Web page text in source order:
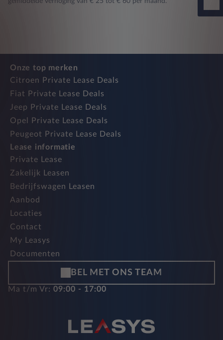
Onze top merken
Citroen Private Lease Deals
Fiat Private Lease Deals
Jeep Private Lease Deals
Opel Private Lease Deals
Peugeot Private Lease Deals
Lease informatie
Private Lease
Zakelijk Leasen
Bedrijfswagen Leasen
Aanbod
Locaties
Contact
My Leasys
Documenten
BEL MET ONS TEAM
Ma t/m Vr: 09:00 - 17:00